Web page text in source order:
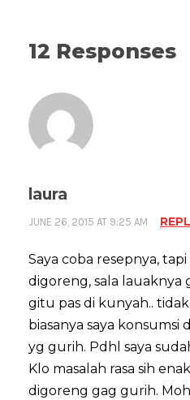
12 Responses
laura
JUNE 26, 2015 AT 9:25 AM
Saya coba resepnya,
digoreng, sala lauaknya
gitu pas di kunyah..
biasanya saya
yg gurih. Pdhl saya
Klo masalah rasa sih
digoreng gag gurih.